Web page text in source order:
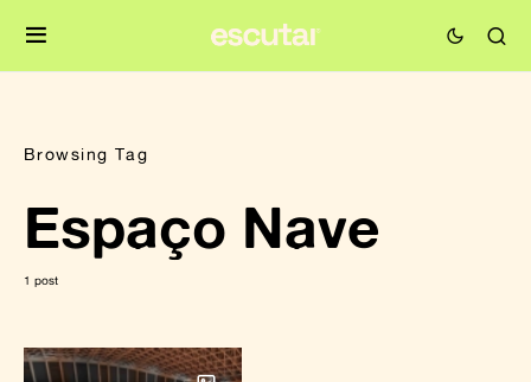
Browsing Tag
Espaço Nave
1 post